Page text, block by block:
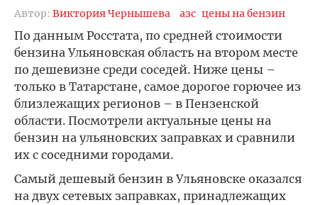
Автор: Виктория Чернышева азс цены на бензин
По данным Росстата, по средней стоимости
бензина Ульяновская область на втором месте
по дешевизне среди соседей. Ниже цены –
только в Татарстане, самое дорогое горючее из
близлежащих регионов – в Пензенской
области. Посмотрели актуальные цены на
бензин на ульяновских заправках и сравнили
их с соседними городами.
Самый дешевый бензин в Ульяновске оказался
на двух сетевых заправках, принадлежащих